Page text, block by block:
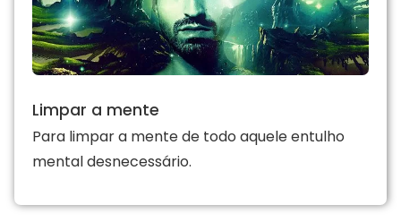
Limpar a mente
Para limpar a mente de todo aquele entulho
mental desnecessário.